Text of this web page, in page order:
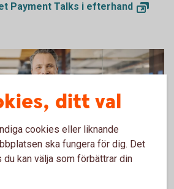
Payment Talks i efterhand
ditt val
cookies eller liknande
ska fungera för dig. Det
kan välja som förbättrar din